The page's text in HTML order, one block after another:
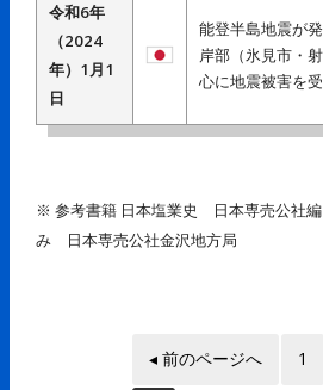
令和6年
（2024
年）1月1
日
能登半島地震が
岸部（氷見市・
心に地震被害を
※ 参考書籍 日本塩業史 日本専売公社
み 日本専売公社金沢地方局
◂ 前のページへ 1